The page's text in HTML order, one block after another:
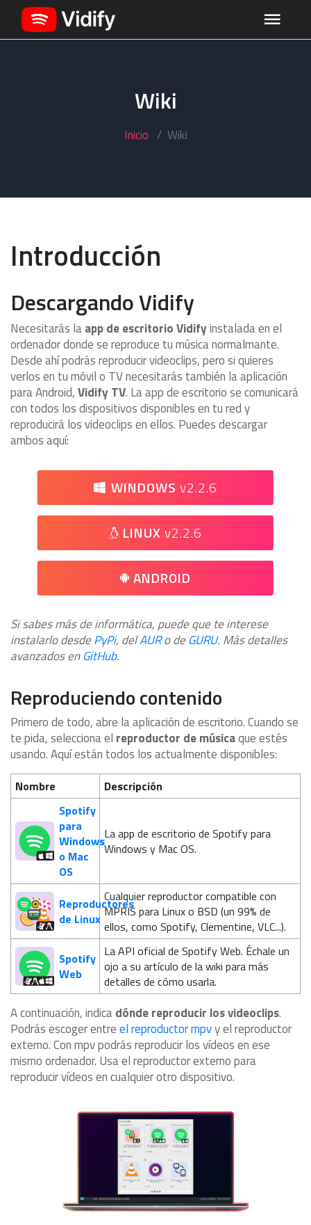
Wiki
Inicio Wiki
Introducción
Descargando Vidify
Necesitarás laapp de escritorio Vidifyinstalada en el
ordenador donde se reproduce tu música normalmante.
Desde ahí podrás reproducir videoclips, pero si quieres
verlos en tu móvil o TV necesitarás también la aplicación
para Android,Vidify TV. La app de escritorio se comunicará
con todos los dispositivos disponibles en tu red y
reproducirá los videoclips en ellos. Puedes descargar
ambos aquí:
WINDOWS v2.2.6
LINUX v2.2.6
ANDROID
Si sabes más de informática, puede que te interese
instalarlo desdePyPi, delAURo deGURU. Más detalles
avanzados enGitHub.
Reproduciendo contenido
Primero de todo, abre la aplicación de escritorio. Cuando se
te pida, selecciona el reproductor de músicaque estés
usando. Aquí están todos los actualmente disponibles:
Nombre
Descripción
Spotify
para
Windows
o Mac
OS
La app de escritorio de Spotify para
Windows y Mac OS.
Reproductores
de Linux
Cualquier reproductor compatible con
MPRIS para Linux o BSD (un 99% de
ellos, como Spotify, Clementine, VLC...).
Spotify
Web
La API oficial de Spotify Web. Échale un
ojo a su artículo de la wiki para más
detalles de cómo usarla.
A continuación, indicadónde reproducir los videoclips.
Podrás escoger entreel reproductor mpvy el reproductor
externo. Con mpv podrás reproducir los vídeos en ese
mismo ordenador. Usa el reproductor externo para
reproducir vídeos en cualquier otro dispositivo.